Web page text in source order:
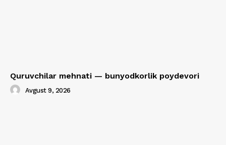
Quruvchilar mehnati — bunyodkorlik poydevori
Avgust 9, 2026